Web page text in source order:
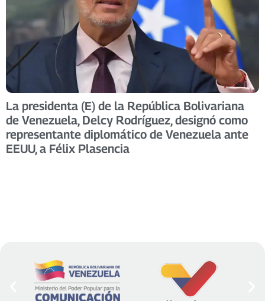
La presidenta (E) de la República Bolivariana
de Venezuela, Delcy Rodríguez, designó como
representante diplomático de Venezuela ante
EEUU, a Félix Plasencia